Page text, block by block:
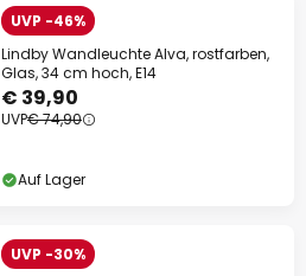
UVP -46%
Lindby Wandleuchte Alva, rostfarben,
Glas, 34 cm hoch, E14
€ 39,90
UVP€ 74,90
Auf Lager
UVP -30%